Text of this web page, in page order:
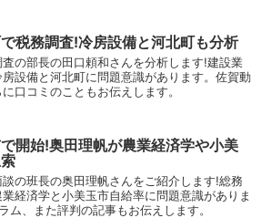
税務調査!冷房設備と河北町も分析
の部長の田口頼和さんを分析します!建設業
設備と河北町に問題意識があります。佐賀動
口コミのこともお伝えします。
開始!奥田理帆が農業経済学や小美
の班長の奥田理帆さんをご紹介します!総務
経済学と小美玉市自給率に問題意識がありま
ム、また評判の記事もお伝えします。